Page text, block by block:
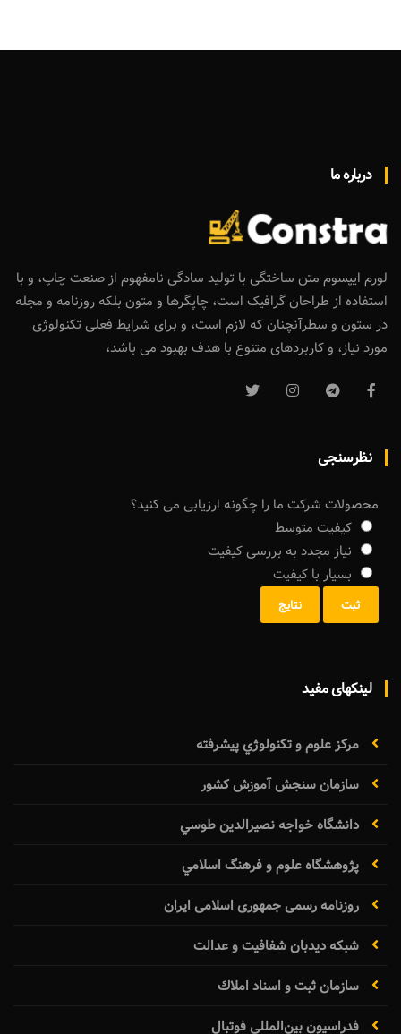
درباره ما
لورم ایپسوم متن ساختگی با تولید سادگی نامفهوم از صنعت چاپ، و با
استفاده از طراحان گرافیک است، چاپگرها و متون بلکه روزنامه و مجله
در ستون و سطرآنچنان که لازم است، و برای شرایط فعلی تکنولوژی
مورد نیاز، و کاربردهای متنوع با هدف بهبود می باشد،
نظرسنجی
محصولات شرکت ما را چگونه ارزیابی می کنید؟
کیفیت متوسط
نیاز مجدد به بررسی کیفیت
بسیار با کیفیت
ثبت
لینکهای مفید
مرکز علوم و تکنولوژي پيشرفته
سازمان سنجش آموزش كشور
دانشگاه خواجه نصيرالدين طوسي
پژوهشگاه علوم و فرهنگ اسلامي
روزنامه رسمی جمهوری اسلامی ایران
شبکه دیدبان شفافیت و عدالت
سازمان ثبت و اسناد املاك
فدراسيون بين‌المللي فوتبال